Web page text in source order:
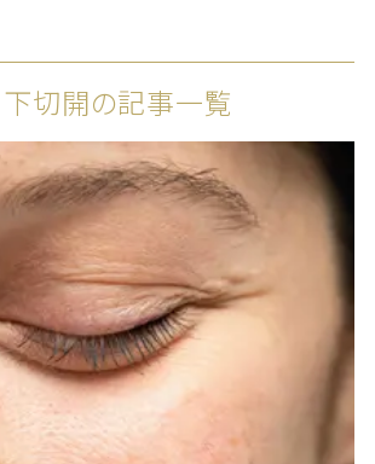
切開の記事一覧